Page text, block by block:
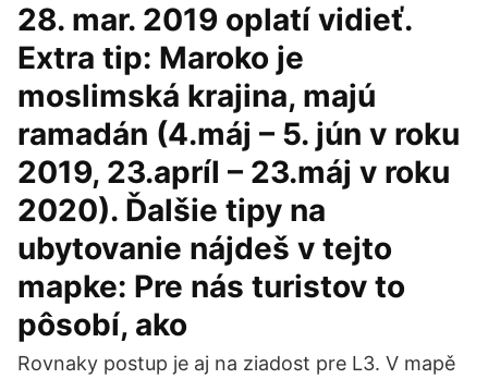
28. mar. 2019 oplatí vidieť.
Extra tip: Maroko je
moslimská krajina, majú
ramadán (4.máj – 5. jún v roku
2019, 23.apríl – 23.máj v roku
2020). Ďalšie tipy na
ubytovanie nájdeš v tejto
mapke: Pre nás turistov to
pôsobí, ako
Rovnaky postup je aj na ziadost pre L3. V mapě